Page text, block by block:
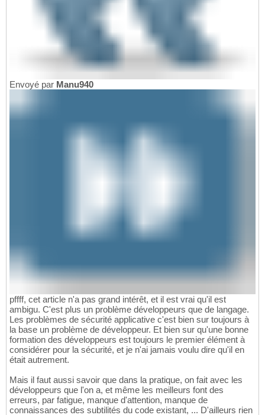
Envoyé par Manu940
pffff, cet article n'a pas grand intérêt, et il est vrai qu'il est
ambigu. C'est plus un problème développeurs que de langage.
Les problèmes de sécurité applicative c'est bien sur toujours à
la base un problème de développeur. Et bien sur qu'une bonne
formation des développeurs est toujours le premier élément à
considérer pour la sécurité, et je n'ai jamais voulu dire qu'il en
était autrement.
Mais il faut aussi savoir que dans la pratique, on fait avec les
développeurs que l'on a, et même les meilleurs font des
erreurs, par fatigue, manque d'attention, manque de
connaissances des subtilités du code existant, ... D'ailleurs rien